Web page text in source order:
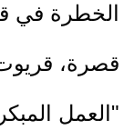
الخطرة في
قصرة،
"العمل